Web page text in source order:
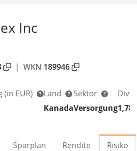
Inc
| WKN 189946
(in EUR)
Land
Kanada
Sektor
Versorgung
Sparplan Rendite Risiko